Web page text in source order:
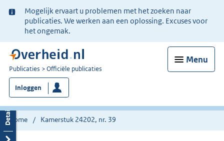
Ter
informatie:
Mogelijk ervaart u problemen met het zoeken naar
publicaties. We werken aan een oplossing. Excuses voor
het ongemak.
Menu
U
bent
nu
hier:
Publicaties Officiële publicaties
Inloggen
Home Kamerstuk 24202, nr. 39